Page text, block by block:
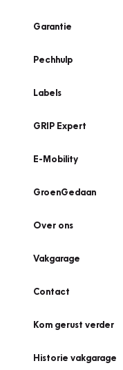
Garantie
Pechhulp
Labels
GRIP Expert
E-Mobility
GroenGedaan
Over ons
Vakgarage
Contact
Kom gerust verder
Historie vakgarage